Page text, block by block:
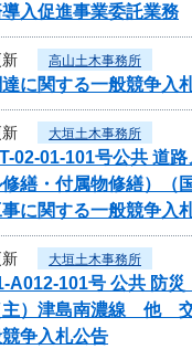
入促進事業委託業務
高山土木事務所
達に関する一般競争入
大垣土木事務所
02-01-101号公共 道
修繕・付属物修繕）
に関する一般競争入
大垣土木事務所
A012-101号 公共 防災
主）津島南濃線 他
争入札公告